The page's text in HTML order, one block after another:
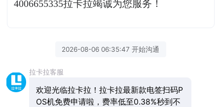
4006655335拉卡拉竭诚为您服务！
2026-08-06 06:35:47 开始沟通
拉卡拉客服
欢迎光临拉卡拉！拉卡拉最新款电签扫码P
OS机免费申请啦，费率低至0.38%秒到不